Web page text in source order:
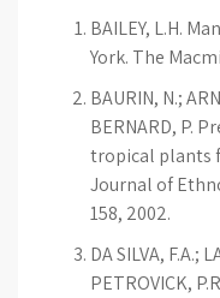
BAILEY, L.H.
York. The
BAURIN, N.;
BERNARD, P.
tropical plants
Journal of
158, 2002.
DA SILVA, F.A.;
PETROVICK,